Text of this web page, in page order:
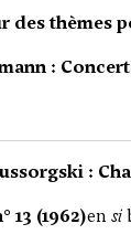
des thèmes
:
:
13 (1962)ensi